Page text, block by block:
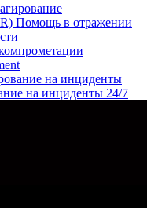
Помощь в отражении
на инциденты
на инциденты 24/7